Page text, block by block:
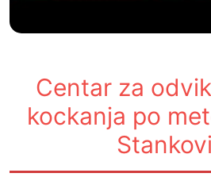
Centar za
kockanja po